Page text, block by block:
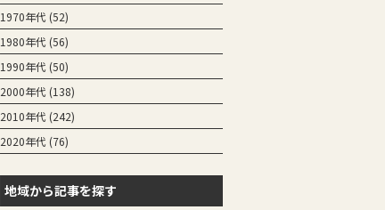
1970年代 (52)
1980年代 (56)
1990年代 (50)
2000年代 (138)
2010年代 (242)
2020年代 (76)
地域から記事を探す